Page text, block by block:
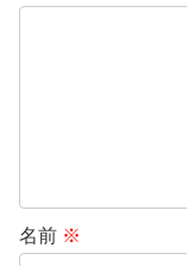
名前 ※